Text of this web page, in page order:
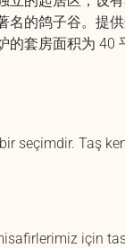
名的鸽子谷。提
的套房面积为 40
seçimdir. Taş
için